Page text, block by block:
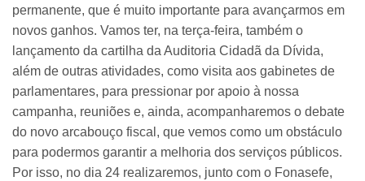
permanente, que é muito importante para avançarmos em
novos ganhos. Vamos ter, na terça-feira, também o
lançamento da cartilha da Auditoria Cidadã da Dívida,
além de outras atividades, como visita aos gabinetes de
parlamentares, para pressionar por apoio à nossa
campanha, reuniões e, ainda, acompanharemos o debate
do novo arcabouço fiscal, que vemos como um obstáculo
para podermos garantir a melhoria dos serviços públicos.
Por isso, no dia 24 realizaremos, junto com o Fonasefe,